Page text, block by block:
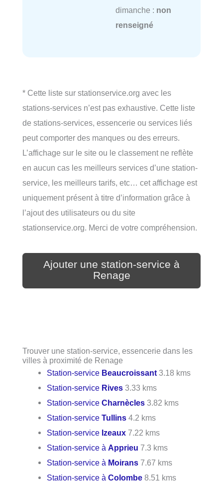
dimanche : non
renseigné
* Cette liste sur stationservice.org avec les
stations-services n’est pas exhaustive. Cette liste
de stations-services, essencerie ou services liés
peut comporter des manques ou des erreurs.
L’affichage sur le site ou le classement ne reflète
en aucun cas les meilleurs services d’une station-
service, les meilleurs tarifs, etc… cet affichage est
uniquement présent à titre d’information grâce à
l’ajout des utilisateurs ou du site
stationservice.org. Merci de votre compréhension.
Ajouter une station-service à
Renage
Trouver une station-service, essencerie dans les
villes à proximité de Renage
Station-service Beaucroissant 3.18 kms
Station-service Rives 3.33 kms
Station-serviceCharnècles 3.82 kms
Station-serviceTullins 4.2 kms
Station-service Izeaux 7.22 kms
Station-service àApprieu 7.3 kms
Station-service à Moirans 7.67 kms
Station-service àColombe 8.51 kms